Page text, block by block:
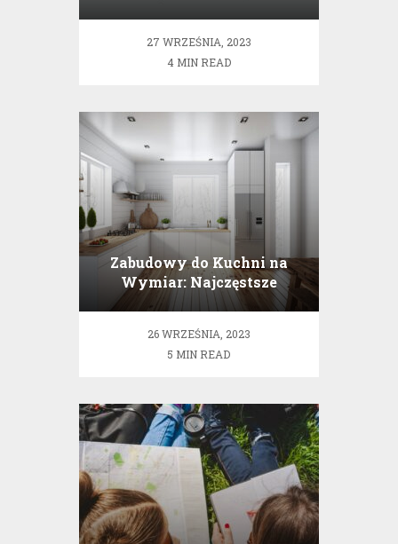
27 WRZEŚNIA, 2023
4 MIN READ
Zabudowy do Kuchni na
Wymiar: Najczęstsze
Popełniane Błędy przy
26 WRZEŚNIA, 2023
5 MIN READ